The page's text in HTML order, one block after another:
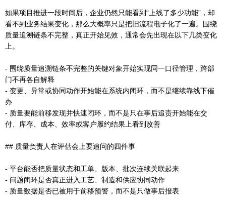
如果项目推进一段时间后，企业仍然只能看到“上线了多少功能”，却
看不到业务结果变化，那么大概率只是把旧流程电子化了一遍。围绕
质量追溯链条不完整，真正开始见效，通常会先出现在以下几类变化
上。
- 围绕质量追溯链条不完整的关键对象开始实现同一口径管理，跨部
门不再各自解释
- 变更、异常或协同动作开始能在系统内闭环，而不是继续靠线下催
办
- 质量要能前移发现并快速闭环，而不是只在事后追责开始能在交
付、库存、成本、效率或客户履约结果上看到改善
## 质量负责人在评估会上要追问的四件事
- 平台能否把质量状态和工单、版本、批次连续关联起来
- 问题闭环是否真正进入工艺、制造和供应协同动作
- 质量数据是否已被用于前移预警，而不是只做事后报表